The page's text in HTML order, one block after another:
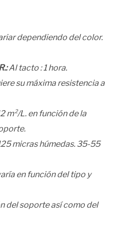
dependiendo del color.
Al tacto : 1 hora.
su máxima resistencia a
m²/L. en función de la
micras húmedas. 35-55
en función del tipo y
del soporte así como del